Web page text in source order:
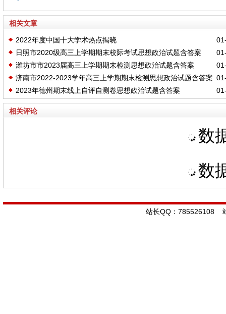
相关文章
2022年度中国十大学术热点揭晓
日照市2020级高三上学期期末校际考试思想政治试题含答案
潍坊市市2023届高三上学期期末检测思想政治试题含答案
济南市2022-2023学年高三上学期期末检测思想政治试题含答案
2023年德州期末线上自评自测卷思想政治试题含答案
相关评论
数
数
站长QQ：785526108